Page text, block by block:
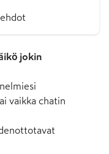
jokin
vaikka chatin